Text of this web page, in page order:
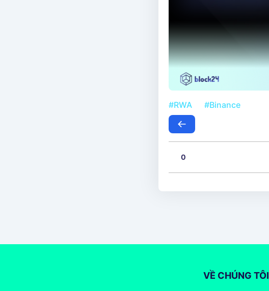
#RWA #Binance
0
VỀ CHÚNG TÔI